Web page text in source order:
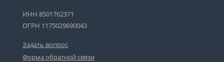
ИНН 8501762371
ОГРН 1175029690043
Задать вопрос
Форма обратной связи